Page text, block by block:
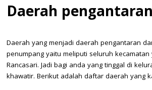
Daerah pengantaran
Daerah yang menjadi daerah pengantaran
penumpang yaitu meliputi seluruh kecamatan
Rancasari. Jadi bagi anda yang tinggal di
khawatir. Berikut adalah daftar daerah yang